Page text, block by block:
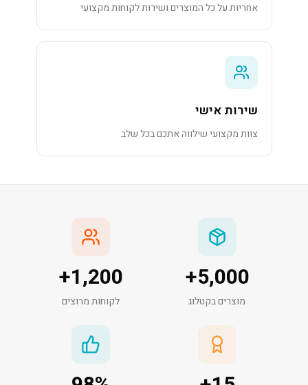
אחריות על כל המוצרים ושירות לקוחות מקצועי
שירות אישי
צוות מקצועי שילווה אתכם בכל שלב
5,000
+
מוצרים בקטלוג
1,200
+
לקוחות מרוצים